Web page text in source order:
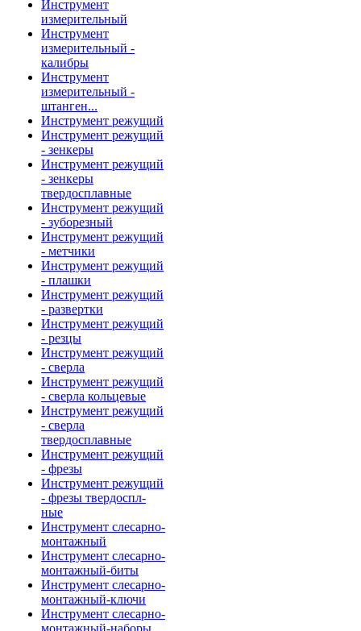
Инструмент
измерительный
Инструмент
измерительный -
калибры
Инструмент
измерительный -
штанген...
Инструмент режущий
Инструмент режущий
- зенкеры
Инструмент режущий
- зенкеры
твердосплавные
Инструмент режущий
- зуборезный
Инструмент режущий
- метчики
Инструмент режущий
- плашки
Инструмент режущий
- развертки
Инструмент режущий
- резцы
Инструмент режущий
- сверла
Инструмент режущий
- сверла кольцевые
Инструмент режущий
- сверла
твердосплавные
Инструмент режущий
- фрезы
Инструмент режущий
- фрезы твердоспл-
ные
Инструмент слесарно-
монтажный
Инструмент слесарно-
монтажный-биты
Инструмент слесарно-
монтажный-ключи
Инструмент слесарно-
монтажный-наборы